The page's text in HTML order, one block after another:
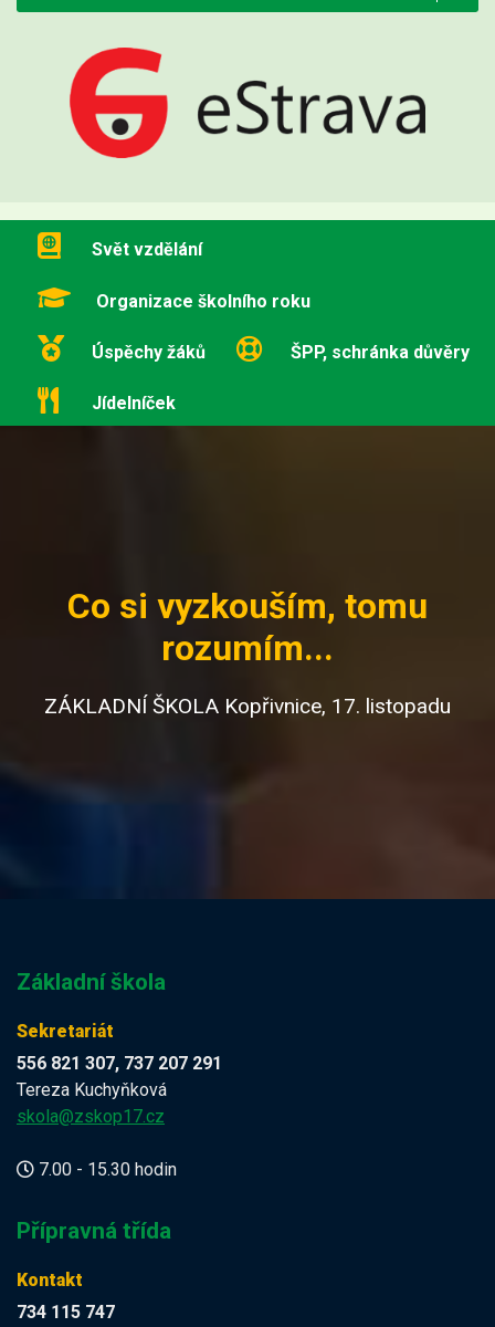
Svět vzdělání
Organizace školního roku
Úspěchy žáků ŠPP, schránka důvěry
Jídelníček
Co si vyzkouším, tomu
rozumím...
ZÁKLADNÍ ŠKOLA Kopřivnice, 17. listopadu
Základní škola
Sekretariát
556 821 307, 737 207 291
Tereza Kuchyňková
skola@zskop17.cz
7.00 - 15.30 hodin
Přípravná třída
Kontakt
734 115 747